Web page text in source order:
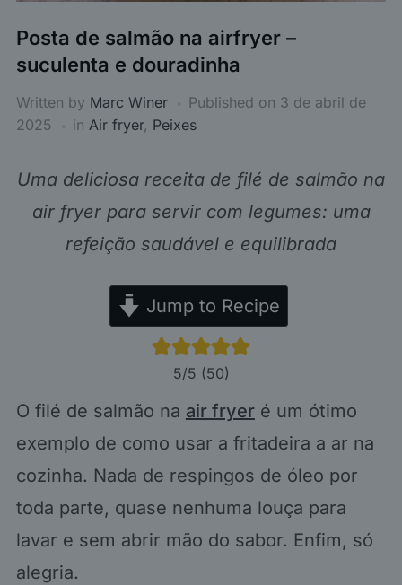
Posta de salmão na airfryer –
suculenta e douradinha
Written by Marc Winer Published on 3 de abril de
2025
in Air fryer, Peixes
Uma deliciosa receita de filé de salmão na
air fryer para servir com legumes: uma
refeição saudável e equilibrada
Jump to Recipe
5/5 (50)
O filé de salmão na air fryeré um ótimo
exemplo de como usar a fritadeira a ar na
cozinha. Nada de respingos de óleo por
toda parte, quase nenhuma louça para
lavar e sem abrir mão do sabor. Enfim, só
alegria.